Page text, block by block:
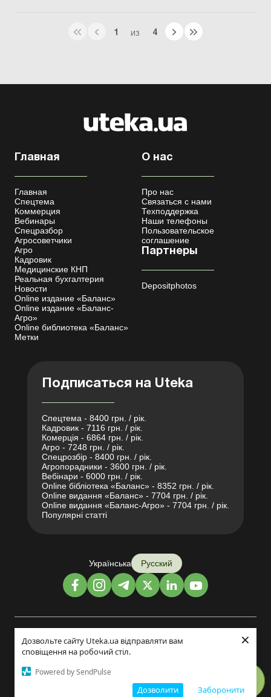
Дозвольте сайту Uteka.ua відправляти вам
сповіщення на робочий стіл.
Powered by SendPulse
Заборонити
Дозволити
×
1 ИЗ 4
Главная
Главная
Спецтема
Коммерция
Вебинары
Спецразбор
Агросоветчики
Агро
Кадровик
Медицинские КНП
Реальная бухгалтерия
Новости
Online издание «Баланс»
Online издание «Баланс-
Агро»
Online библиотека «Баланс»
Метки
О нас
Про нас
Связаться с нами
Техподдержка
Наши телефоны
Пользовательское
соглашение
Партнеры
Depositphotos
Подписаться на Uteka
Спецтема - 8400 грн. / рік.
Кадровик - 7116 грн. / рік.
Комерція - 6864 грн. / рік.
Агро - 7248 грн. / рік.
Спецрозбір - 8400 грн. / рік.
Агропорадники - 3600 грн. / рік.
Вебінари - 6000 грн. / рік.
Online бібліотека «Баланс» - 8352 грн. / рік.
Online видання «Баланс» - 7704 грн. / рік.
Online видання «Баланс-Агро» - 7704 грн. / рік.
Популярні статті
Українська Русский
Дизайн и разработка: